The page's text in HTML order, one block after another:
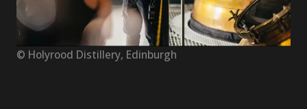
© Holyrood Distillery, Edinburgh